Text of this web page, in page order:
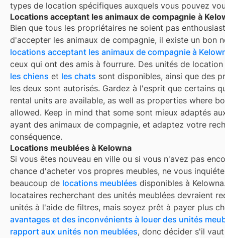
types de location spécifiques auxquels vous pouvez
Locations acceptant les animaux de compagnie à
Bien que tous les propriétaires ne soient pas
d'accepter les animaux de compagnie, il existe un bon
locations acceptant les animaux de compagnie à
ceux qui ont des amis à fourrure. Des unités de location
les chiens et les chats sont disponibles, ainsi que des
les deux sont autorisés. Gardez à l'esprit que certains
rental units are available, as well as properties where
allowed. Keep in mind that some sont mieux adaptés
ayant des animaux de compagnie, et adaptez votre
conséquence.
Locations meublées à Kelowna
Si vous êtes nouveau en ville ou si vous n'avez pas
chance d'acheter vos propres meubles, ne vous
beaucoup de locations meublées disponibles à Kelowna
locataires recherchant des unités meublées devraient
unités à l'aide de filtres, mais soyez prêt à payer plus
avantages et des inconvénients à louer des unités
rapport aux unités non meublées, donc décider s'il